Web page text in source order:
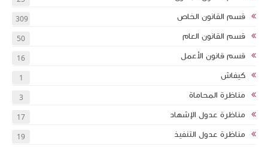
قسم القانون الخاص 309
قسم القانون العام 50
قسم قانون الأعمل 16
كيفاش 1
مناظرة المحاماة 3
مناظرة عدول الإشهاد 17
مناظرة عدول التنفيذ 19